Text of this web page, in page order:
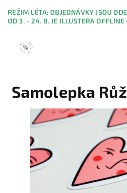
obsah
REŽIM LÉTA: OBJEDNÁVKY JSOU
OD 3. - 24. 8. JE ILLUSTERA OFFLINE
Samolepka